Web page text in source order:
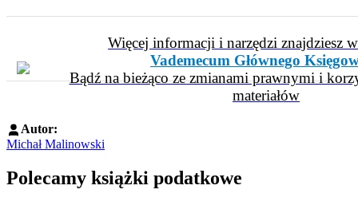
Więcej informacji i narzędzi znajdziesz
Vademecum Głównego
Bądź na bieżąco ze zmianami prawnymi i
materiałów
Autor:
Michał Malinowski
Polecamy książki podatkowe